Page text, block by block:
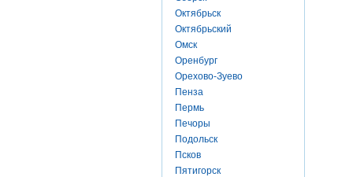
Октябрьск
Октябрьский
Омск
Оренбург
Орехово-Зуево
Пенза
Пермь
Печоры
Подольск
Псков
Пятигорск